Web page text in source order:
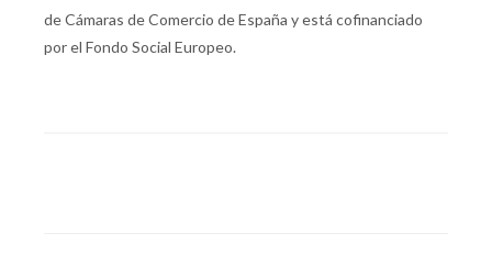
de Cámaras de Comercio de España y está cofinanciado
por el Fondo Social Europeo.